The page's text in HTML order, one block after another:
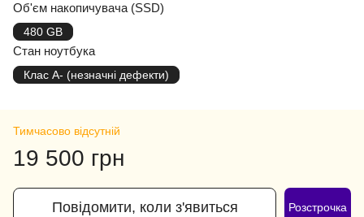
Об'єм накопичувача (SSD)
480 GB
Стан ноутбука
Клас A- (незначні дефекти)
Тимчасово відсутній
19 500 грн
Повідомити, коли з'явиться Розстрочка